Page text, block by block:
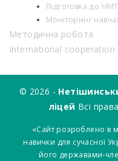
Підготовка до НМТ
Моніторинг
Методична робота
International cooperation
© 2026 -
ліцей Всі
«Сайт розроблено в
навички для сучасної
його державами-